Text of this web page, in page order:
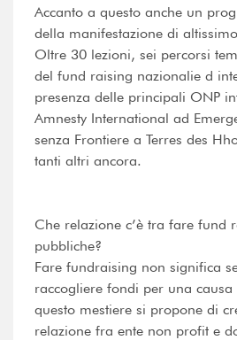
Accanto a questo anche un
della manifestazione di
Oltre 30 lezioni, sei percorsi
del fund raising nazionalie d
presenza delle principali ONP
Amnesty International ad
senza Frontiere a Terres des
tanti altri ancora.
Che relazione c’è tra fare fund
pubbliche?
Fare fundraising non significa
raccogliere fondi per una
questo mestiere si propone di
relazione fra ente non profit e